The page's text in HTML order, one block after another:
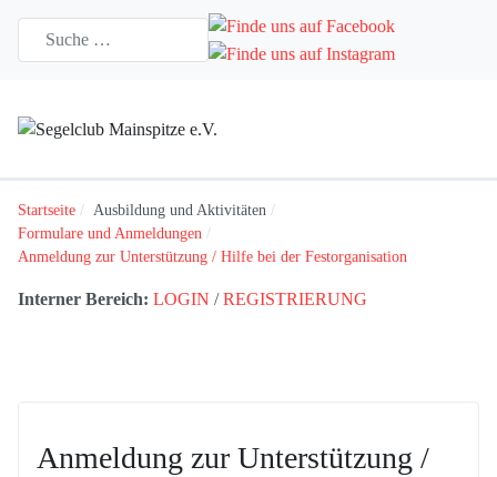
Startseite
Ausbildung und Aktivitäten
Formulare und Anmeldungen
Anmeldung zur Unterstützung / Hilfe bei der Festorganisation
Interner Bereich: LOGIN /REGISTRIERUNG
Anmeldung zur Unterstützung /